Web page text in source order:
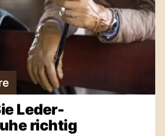
Leder-
richtig